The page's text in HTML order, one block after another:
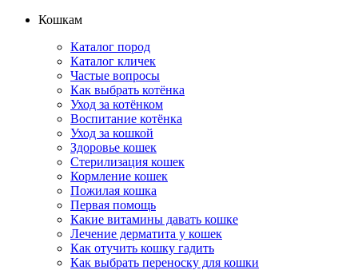
Кошкам
Каталог пород
Каталог кличек
Частые вопросы
Как выбрать котёнка
Уход за котёнком
Воспитание котёнка
Уход за кошкой
Здоровье кошек
Стерилизация кошек
Кормление кошек
Пожилая кошка
Первая помощь
Какие витамины давать кошке
Лечение дерматита у кошек
Как отучить кошку гадить
Как выбрать переноску для кошки